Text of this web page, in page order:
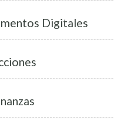
Digitales